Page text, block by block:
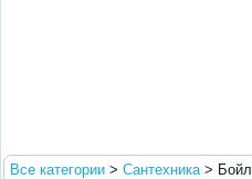
Все категории > Сантехника>